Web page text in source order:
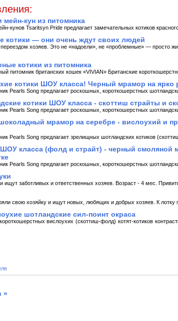
кун из питомника
кунов Tsaritsyn Pride предлагает замечательных котиков
котики — они очень ждут своих людей
хозяев. Это не «надоели», не «проблемные» — просто
котики из питомника
питомник британских кошек «VIVIAN» Британские
котики ШОУ класса! Черный мрамор на ярко
Pearls Song предлагает роскошных, короткошерстных
котики ШОУ класса - скоттиш страйты и
Pearls Song предлагает роскошных, короткошерстных
мрамор на серебре - вислоухий и
Pearls Song предлагает зрелищных шотландских котиков
класса (фолд и страйт) - черный смоляной
Pearls Song предлагает роскошных, короткошерстных
ищут заботливых и ответственных хозяев. Возраст - 4 мес.
свою xозяйку и ищут новыx, любящиx и добрыx xозяев. К лотку
шотландские сил-поинт окраса
вислоухих (скоттиш-фолд) котят-котиков
»